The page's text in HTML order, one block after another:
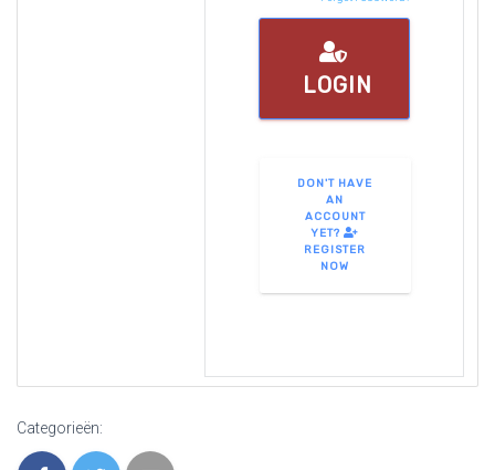
LOGIN
DON'T HAVE
AN
ACCOUNT
YET?
REGISTER
NOW
Categorieën: